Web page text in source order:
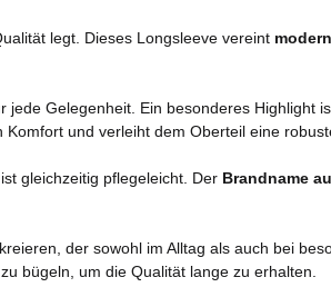
legt. Dieses Longsleeve vereint
Gelegenheit. Ein besonderes Highlight
Komfort und verleiht dem Oberteil eine
gleichzeitig pflegeleicht. Der Brandname
der sowohl im Alltag als auch bei
bügeln, um die Qualität lange zu erhalten.